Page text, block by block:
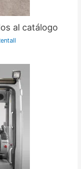
al catálogo